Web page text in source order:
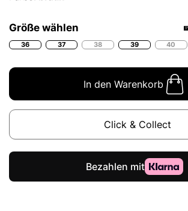
Größe wählen
36 37 38 39 40
In den Warenkorb
Click & Collect